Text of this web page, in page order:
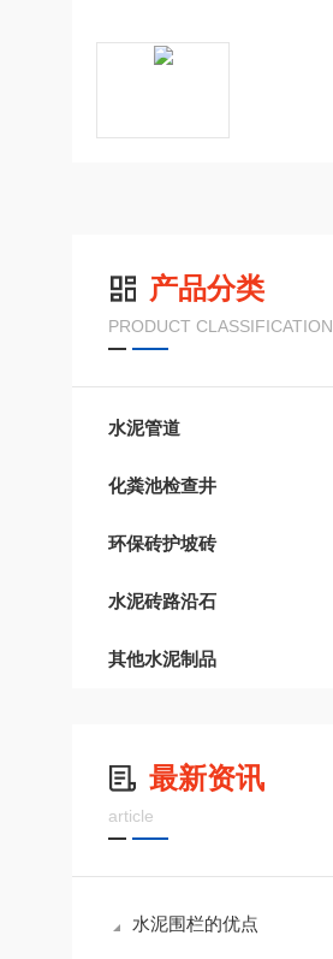
产品分类
PRODUCT CLASSIFICATION
水泥管道
化粪池检查井
环保砖护坡砖
水泥砖路沿石
其他水泥制品
最新资讯
article
水泥围栏的优点